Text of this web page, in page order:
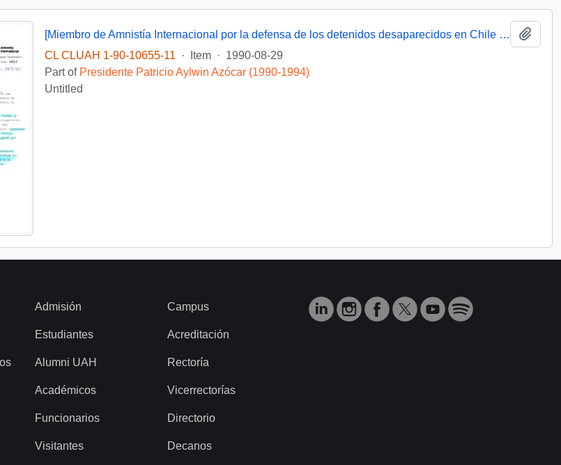
[Miembro de Amnistía Internacional por la defensa de los detenidos desaparecidos en Chile felicita por la creación de la Comisión de de Verdad y Reconciliación]
CL CLUAH 1-90-10655-11
· Item · 1990-08-29
Part of Presidente Patricio Aylwin Azócar (1990-1994)
Untitled
Admisión
Estudiantes
Alumni UAH
Académicos
Funcionarios
Visitantes
Campus
Acreditación
Rectoría
Vicerrectorías
Directorio
Decanos